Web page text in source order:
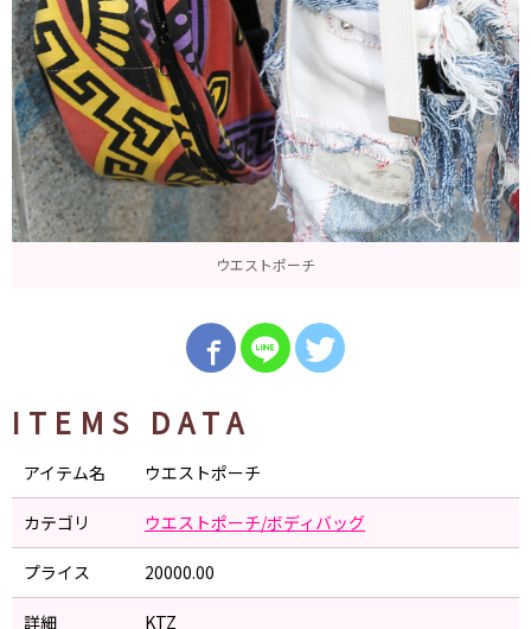
ウエストポーチ
ITEMS DATA
アイテム名 ウエストポーチ
カテゴリ ウエストポーチ/ボディバッグ
プライス 20000.00
詳細 KTZ